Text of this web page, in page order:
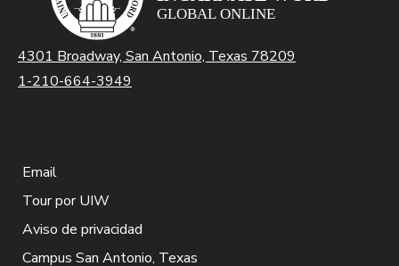
4301 Broadway, San Antonio, Texas 78209
1-210-664-3949
Email
Tour por UIW
Aviso de privacidad
Campus San Antonio, Texas